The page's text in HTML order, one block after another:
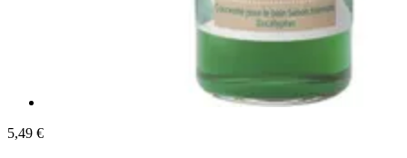
5,49 €